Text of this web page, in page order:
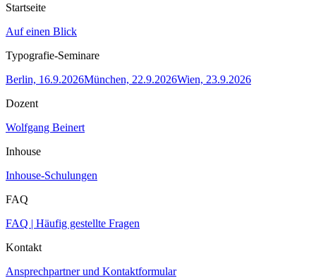
Startseite
Auf einen Blick
Typografie-Seminare
Berlin, 16.9.2026München, 22.9.2026Wien, 23.9.2026
Dozent
Wolfgang Beinert
Inhouse
Inhouse-Schulungen
FAQ
FAQ | Häufig gestellte Fragen
Kontakt
Ansprechpartner und Kontaktformular